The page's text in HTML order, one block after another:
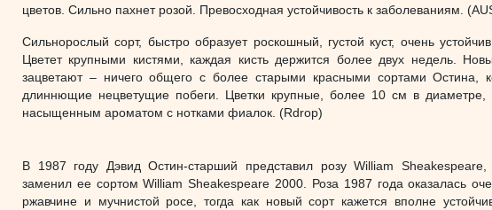
цветов. Сильно пахнет розой. Превосходная устойчивость к заболеваниям.
Сильнорослый сорт, быстро образует роскошный, густой куст, очень
Цветет крупными кистями, каждая кисть держится более двух недель.
зацветают – ничего общего с более старыми красными сортами Остина,
длиннющие нецветущие побеги. Цветки крупные, более 10 см в диаметре,
насыщенным ароматом с нотками фиалок. (Rdrop)
В 1987 году Дэвид Остин-старший представил розу William
заменил ее сортом William Sheakespeare 2000. Роза 1987 года оказалась
ржавчине и мучнистой росе, тогда как новый сорт кажется вполне